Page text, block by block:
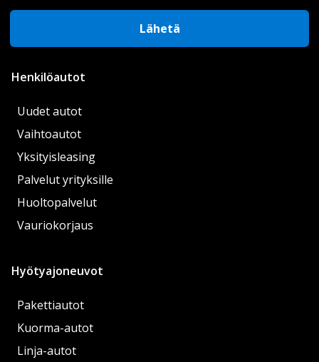
Lähetä
Henkilöautot
Uudet autot
Vaihtoautot
Yksityisleasing
Palvelut yrityksille
Huoltopalvelut
Vauriokorjaus
Hyötyajoneuvot
Pakettiautot
Kuorma-autot
Linja-autot